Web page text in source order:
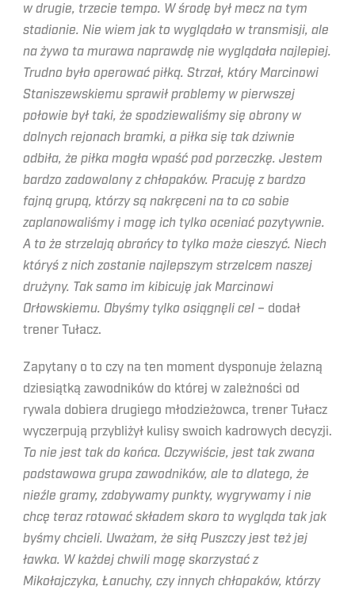
w drugie, trzecie tempo. W środę był mecz na tym
stadionie. Nie wiem jak to wyglądało w transmisji, ale
na żywo ta murawa naprawdę nie wyglądała najlepiej.
Trudno było operować piłką. Strzał, który Marcinowi
Staniszewskiemu sprawił problemy w pierwszej
połowie był taki, że spodziewaliśmy się obrony w
dolnych rejonach bramki, a piłka się tak dziwnie
odbiła, że piłka mogła wpaść pod porzeczkę. Jestem
bardzo zadowolony z chłopaków. Pracuję z bardzo
fajną grupą, którzy są nakręceni na to co sobie
zaplanowaliśmy i mogę ich tylko oceniać pozytywnie.
A to że strzelają obrońcy to tylko może cieszyć. Niech
któryś z nich zostanie najlepszym strzelcem naszej
drużyny. Tak samo im kibicuję jak Marcinowi
Orłowskiemu. Obyśmy tylko osiągnęli cel ­– dodał
trener Tułacz.
Zapytany o to czy na ten moment dysponuje żelazną
dziesiątką zawodników do której w zależności od
rywala dobiera drugiego młodzieżowca, trener Tułacz
wyczerpują przybliżył kulisy swoich kadrowych decyzji.
To nie jest tak do końca. Oczywiście, jest tak zwana
podstawowa grupa zawodników, ale to dlatego, że
nieźle gramy, zdobywamy punkty, wygrywamy i nie
chcę teraz rotować składem skoro to wygląda tak jak
byśmy chcieli. Uważam, że siłą Puszczy jest też jej
ławka. W każdej chwili mogę skorzystać z
Mikołajczyka, Łanuchy, czy innych chłopaków, którzy